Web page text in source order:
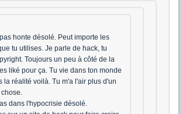
honte désolé. Peut importe les
tu utilises. Je parle de hack, tu
Toujours un peu à côté de la
liké pour ça. Tu vie dans ton monde
la réalité voilà. Tu m'a l'air plus d'un
dans l'hypocrisie désolé.